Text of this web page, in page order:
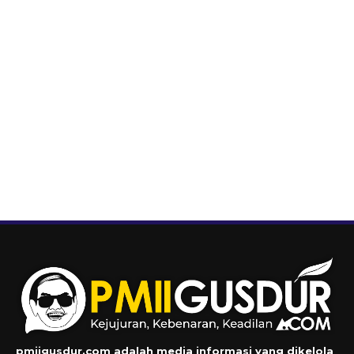
pmiigusdur.com adalah media informasi yang dikelola